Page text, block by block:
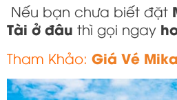
Nếu bạn chưa biết đặt
Tài ở đâu thì gọi ngay
Tham Khảo: Giá Vé